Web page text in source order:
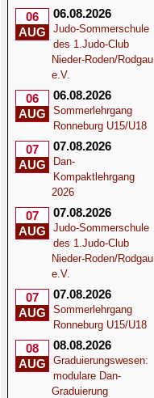
06
AUG
06.08.2026
Judo-Sommerschule
des 1.Judo-Club
Nieder-Roden/Rodgau
e.V.
06
AUG
06.08.2026
Sommerlehrgang
Ronneburg U15/U18
07
AUG
07.08.2026
Dan-
Kompaktlehrgang
2026
07
AUG
07.08.2026
Judo-Sommerschule
des 1.Judo-Club
Nieder-Roden/Rodgau
e.V.
07
AUG
07.08.2026
Sommerlehrgang
Ronneburg U15/U18
08
AUG
08.08.2026
Graduierungswesen:
modulare Dan-
Graduierung